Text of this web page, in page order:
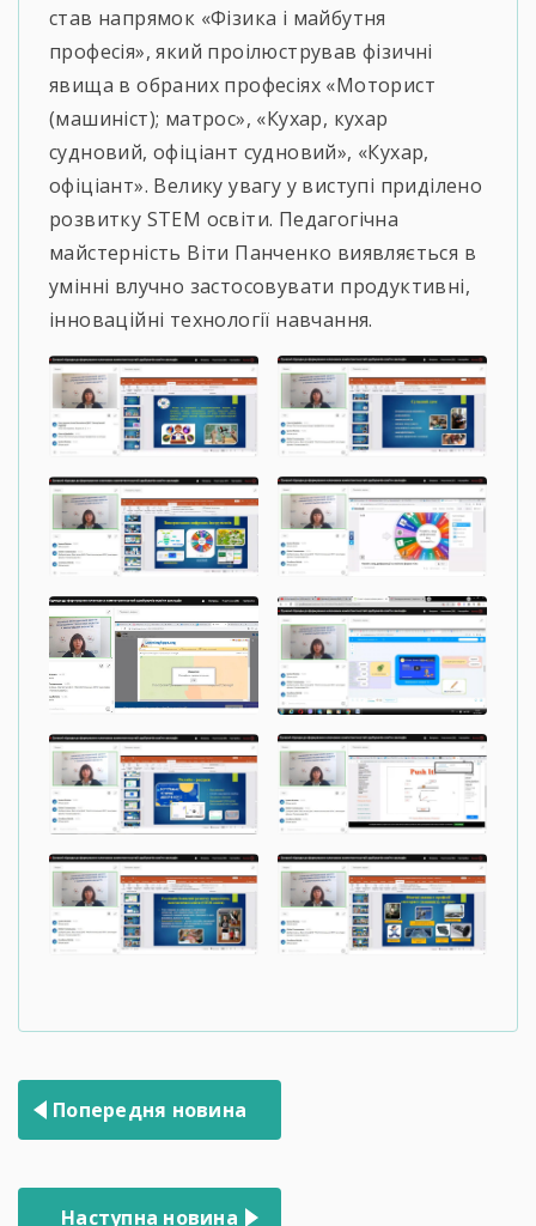
став напрямок «Фізика і майбутня
професія», який проілюстрував фізичні
явища в обраних професіях «Моторист
(машиніст); матрос», «Кухар, кухар
судновий, офіціант судновий», «Кухар,
офіціант». Велику увагу у виступі приділено
розвитку STEM освіти. Педагогічна
майстерність Віти Панченко виявляється в
умінні влучно застосовувати продуктивні,
інноваційні технології навчання.
Навігація
записів
Попередня новина
Наступна новина